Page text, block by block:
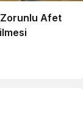
Afet